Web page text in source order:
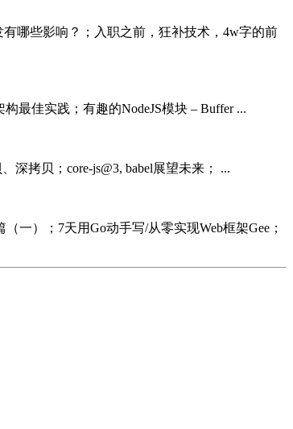
有哪些影响？；入职之前，狂补技术，4w字的前
最佳实践；有趣的NodeJS模块 – Buffer ...
深拷贝；core-js@3, babel展望未来； ...
一）；7天用Go动手写/从零实现Web框架Gee；